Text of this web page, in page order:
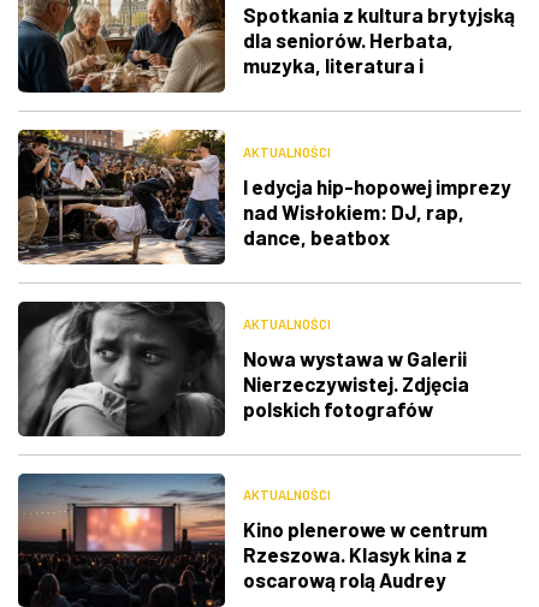
Spotkania z kultura brytyjską
dla seniorów. Herbata,
muzyka, literatura i
AKTUALNOŚCI
I edycja hip-hopowej imprezy
nad Wisłokiem: DJ, rap,
dance, beatbox
AKTUALNOŚCI
Nowa wystawa w Galerii
Nierzeczywistej. Zdjęcia
polskich fotografów
AKTUALNOŚCI
Kino plenerowe w centrum
Rzeszowa. Klasyk kina z
oscarową rolą Audrey